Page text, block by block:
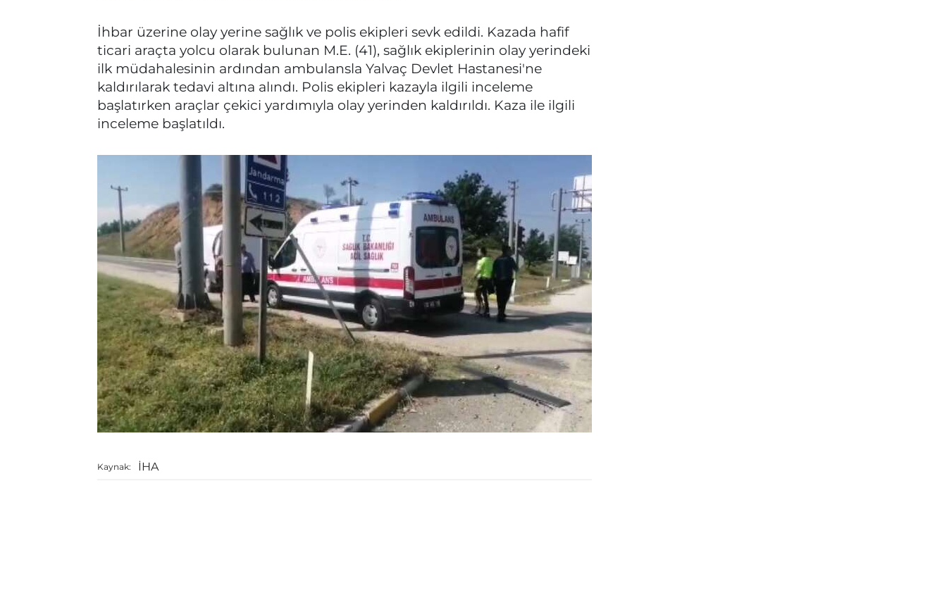
İhbar üzerine olay yerine sağlık ve polis ekipleri sevk edildi. Kazada hafif
ticari araçta yolcu olarak bulunan M.E. (41), sağlık ekiplerinin olay yerindeki
ilk müdahalesinin ardından ambulansla Yalvaç Devlet Hastanesi'ne
kaldırılarak tedavi altına alındı. Polis ekipleri kazayla ilgili inceleme
başlatırken araçlar çekici yardımıyla olay yerinden kaldırıldı. Kaza ile ilgili
inceleme başlatıldı.
Kaynak: İHA